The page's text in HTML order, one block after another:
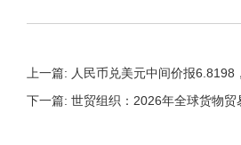
上一篇: 人民币兑美元中间价报6.8198
下一篇: 世贸组织：2026年全球货物贸